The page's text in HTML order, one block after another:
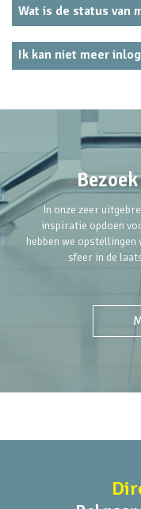
Wat is de status van
Ik kan niet meer
In onze zeer
inspiratie opdoen
hebben we
sfeer in de